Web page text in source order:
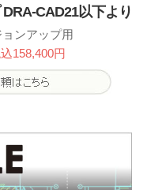
CAD21以下より
ンアップ用
158,400円